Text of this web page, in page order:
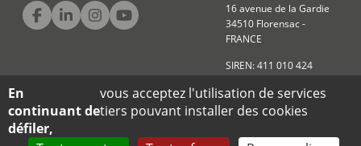
16 avenue de la Gardie
34510 Florensac -
FRANCE
SIREN: 411 010 424
Conditions générales de venteMentions légales Confidentialité
Plan du site
En
continuant de
défiler,
vous acceptez l'utilisation de services
tiers pouvant installer des cookies